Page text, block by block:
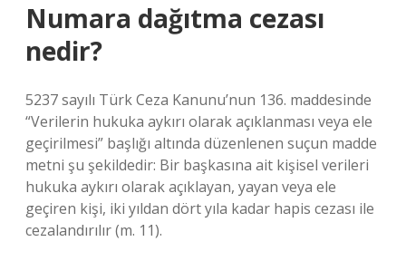
Numara dağıtma cezası
nedir?
5237 sayılı Türk Ceza Kanunu’nun 136. maddesinde
“Verilerin hukuka aykırı olarak açıklanması veya ele
geçirilmesi” başlığı altında düzenlenen suçun madde
metni şu şekildedir: Bir başkasına ait kişisel verileri
hukuka aykırı olarak açıklayan, yayan veya ele
geçiren kişi, iki yıldan dört yıla kadar hapis cezası ile
cezalandırılır (m. 11).